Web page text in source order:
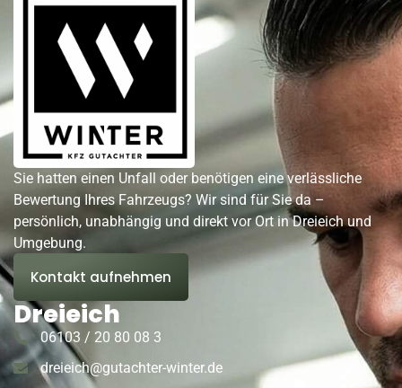
Sie hatten einen Unfall oder benötigen eine verlässliche
Bewertung Ihres Fahrzeugs? Wir sind für Sie da –
persönlich, unabhängig und direkt vor Ort in Dreieich und
Umgebung.
Kontakt aufnehmen
Dreieich
06103 / 20 80 08 3
dreieich@gutachter-winter.de